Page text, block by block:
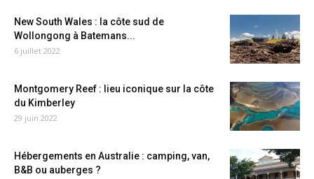
New South Wales : la côte sud de
Wollongong à Batemans...
6 juillet 2022
Montgomery Reef : lieu iconique sur la côte
du Kimberley
29 juin 2022
Hébergements en Australie : camping, van,
B&B ou auberges ?